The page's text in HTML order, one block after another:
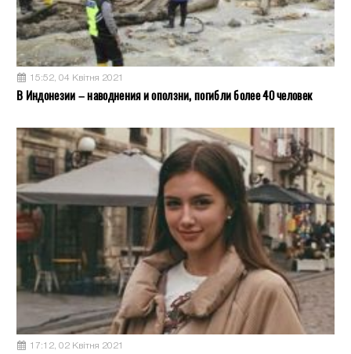
15:52, 04 Квітня 2021
В Индонезии – наводнения и оползни, погибли более 40 человек
17:12, 02 Квітня 2021